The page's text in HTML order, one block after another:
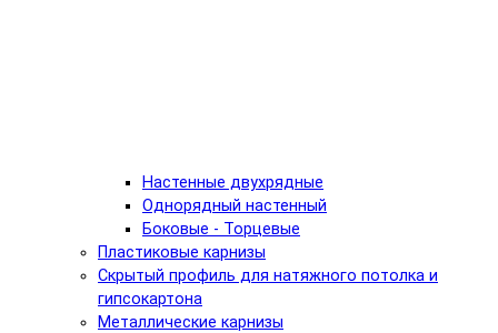
Настенные двухрядные
Однорядный настенный
Боковые - Торцевые
Пластиковые карнизы
Скрытый профиль для натяжного потолка и
гипсокартона
Металлические карнизы